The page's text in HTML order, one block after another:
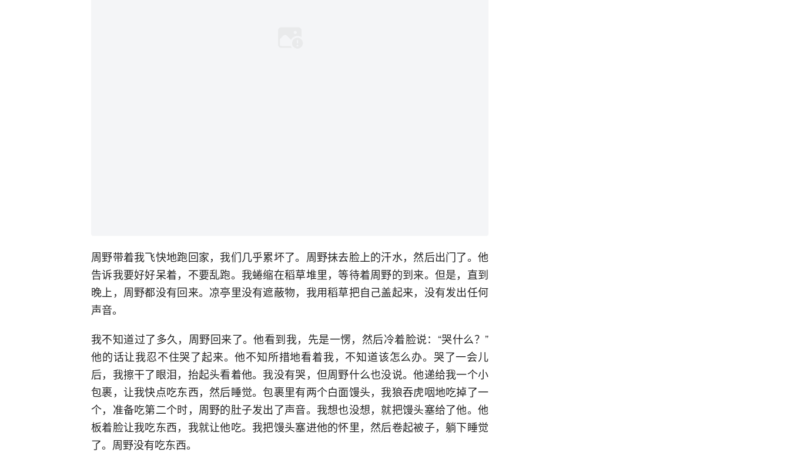
周野带着我飞快地跑回家，我们几乎累坏了。周野抹去脸上的汗水，然后出门了。他
告诉我要好好呆着，不要乱跑。我蜷缩在稻草堆里，等待着周野的到来。但是，直到
晚上，周野都没有回来。凉亭里没有遮蔽物，我用稻草把自己盖起来，没有发出任何
声音。
我不知道过了多久，周野回来了。他看到我，先是一愣，然后冷着脸说：“哭什么？”
他的话让我忍不住哭了起来。他不知所措地看着我，不知道该怎么办。哭了一会儿
后，我擦干了眼泪，抬起头看着他。我没有哭，但周野什么也没说。他递给我一个小
包裹，让我快点吃东西，然后睡觉。包裹里有两个白面馒头，我狼吞虎咽地吃掉了一
个，准备吃第二个时，周野的肚子发出了声音。我想也没想，就把馒头塞给了他。他
板着脸让我吃东西，我就让他吃。我把馒头塞进他的怀里，然后卷起被子，躺下睡觉
了。周野没有吃东西。